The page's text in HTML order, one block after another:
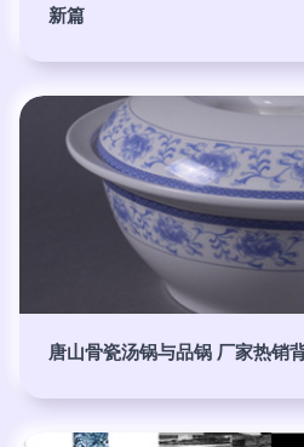
新篇
唐山骨瓷汤锅与品锅 厂家热销